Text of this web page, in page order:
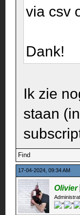
via csv
Dank!
Ik zie
staan
Find
17-04-2024, 09:34 AM
Olivier